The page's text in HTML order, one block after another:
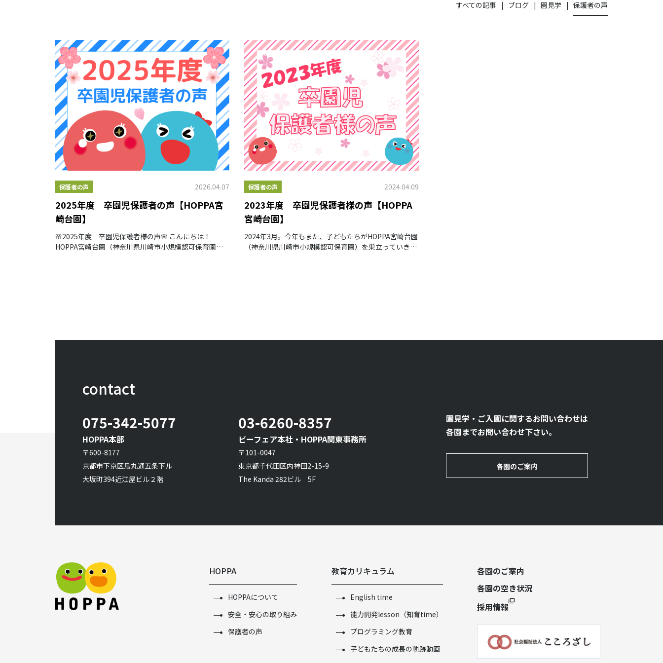
すべての記事 ブログ 園見学 保護者の声
保護者の声 2026.04.07
2025年度 卒園児保護者の声【HOPPA宮
崎台園】
🌸2025年度 卒園児保護者様の声🌸 こんにちは！
HOPPA宮崎台園（神奈川県川崎市小規模認可保育園）
保護者の声 2024.04.09
2023年度 卒園児保護者様の声【HOPPA
宮崎台園】
2024年3月。今年もまた、子どもたちがHOPPA宮崎台園
（神奈川県川崎市小規模認可保育園）を巣立っていきま
contact
075-342-5077
HOPPA本部
〒600-8177
京都市下京区烏丸通五条下ル
大坂町394近江屋ビル２階
03-6260-8357
ビーフェア本社・HOPPA関東事務所
〒101-0047
東京都千代田区内神田2-15-9
The Kanda 282ビル 5F
園見学・ご入園に関するお問い合わせは
各園までお問い合わせ下さい。
各園のご案内
HOPPA
HOPPAについて
安全・安心の取り組み
保護者の声
教育カリキュラム
English time
能力開発lesson（知育time）
プログラミング教育
子どもたちの成長の軌跡動画
各園のご案内
各園の空き状況
採用情報